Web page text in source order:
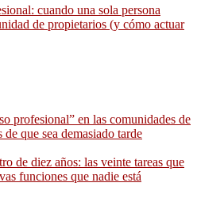
cuando una sola persona
de propietarios (y cómo actuar
profesional” en las comunidades de
que sea demasiado tarde
de diez años: las veinte tareas que
funciones que nadie está